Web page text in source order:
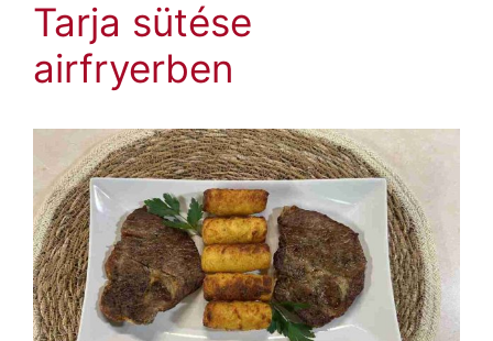
Tarja sütése
airfryerben